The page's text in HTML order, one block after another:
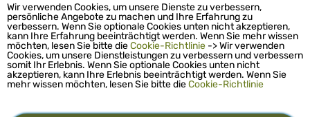
Wir verwenden Cookies, um unsere Dienste zu verbessern,
persönliche Angebote zu machen und Ihre Erfahrung zu
verbessern. Wenn Sie optionale Cookies unten nicht akzeptieren,
kann Ihre Erfahrung beeinträchtigt werden. Wenn Sie mehr wissen
möchten, lesen Sie bitte dieCookie-Richtlinie -> Wir verwenden
Cookies, um unsere Dienstleistungen zu verbessern und verbessern
somit Ihr Erlebnis. Wenn Sie optionale Cookies unten nicht
akzeptieren, kann Ihre Erlebnis beeinträchtigt werden. Wenn Sie
mehr wissen möchten, lesen Sie bitte dieCookie-Richtlinie